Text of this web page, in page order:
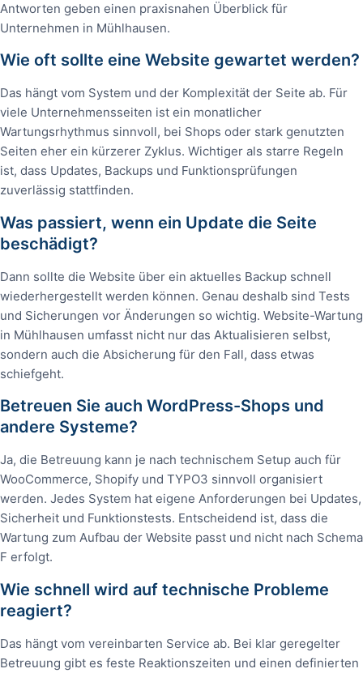
Antworten geben einen praxisnahen Überblick für
Unternehmen in Mühlhausen.
Wie oft sollte eine Website gewartet werden?
Das hängt vom System und der Komplexität der Seite ab. Für
viele Unternehmensseiten ist ein monatlicher
Wartungsrhythmus sinnvoll, bei Shops oder stark genutzten
Seiten eher ein kürzerer Zyklus. Wichtiger als starre Regeln
ist, dass Updates, Backups und Funktionsprüfungen
zuverlässig stattfinden.
Was passiert, wenn ein Update die Seite
beschädigt?
Dann sollte die Website über ein aktuelles Backup schnell
wiederhergestellt werden können. Genau deshalb sind Tests
und Sicherungen vor Änderungen so wichtig. Website-Wartung
in Mühlhausen umfasst nicht nur das Aktualisieren selbst,
sondern auch die Absicherung für den Fall, dass etwas
schiefgeht.
Betreuen Sie auch WordPress-Shops und
andere Systeme?
Ja, die Betreuung kann je nach technischem Setup auch für
WooCommerce, Shopify und TYPO3 sinnvoll organisiert
werden. Jedes System hat eigene Anforderungen bei Updates,
Sicherheit und Funktionstests. Entscheidend ist, dass die
Wartung zum Aufbau der Website passt und nicht nach Schema
F erfolgt.
Wie schnell wird auf technische Probleme
reagiert?
Das hängt vom vereinbarten Service ab. Bei klar geregelter
Betreuung gibt es feste Reaktionszeiten und einen definierten